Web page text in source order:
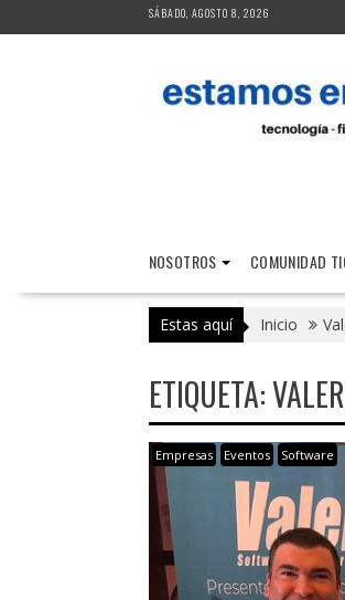
al
SÁBADO, AGOSTO 8, 2026
NOSOTROS COMUNIDAD
Estas aquí Inicio
ETIQUETA:
Empresas Eventos Software